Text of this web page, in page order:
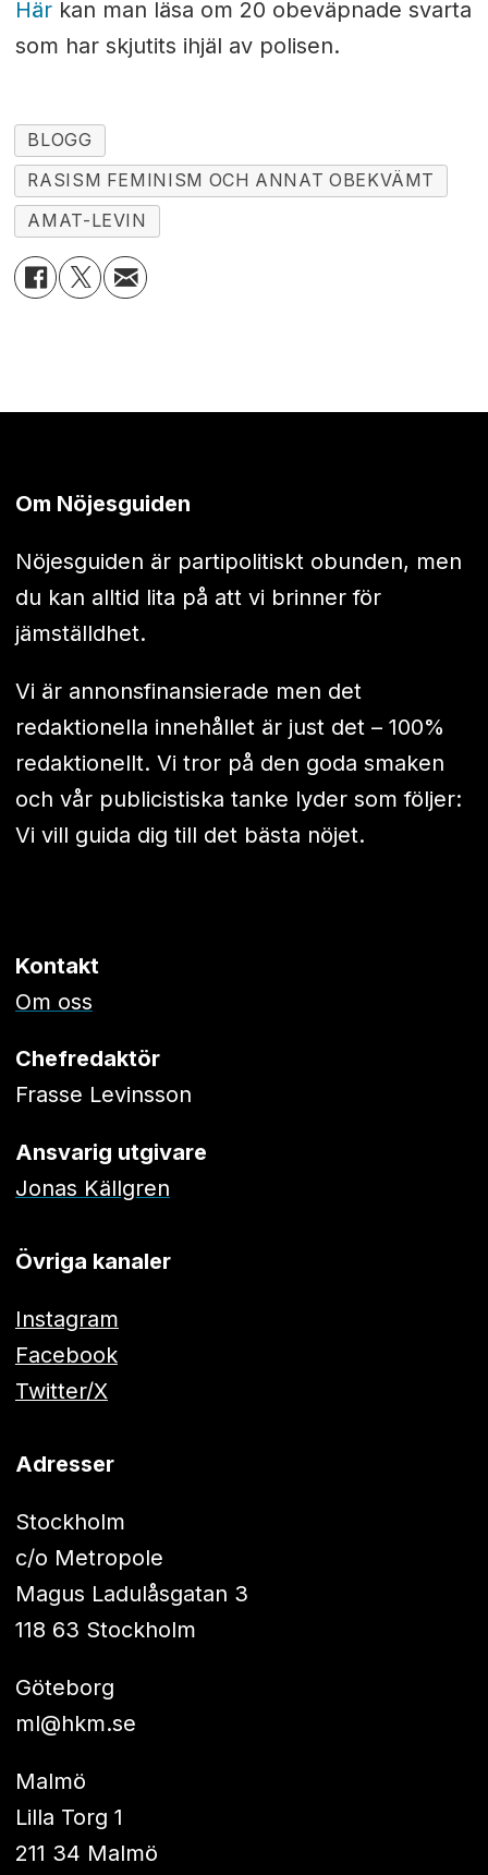
Härkan man läsa om 20 obeväpnade svarta
som har skjutits ihjäl av polisen.
BLOGG
RASISM FEMINISM OCH ANNAT OBEKVÄMT
AMAT-LEVIN
Om Nöjesguiden
Nöjesguiden är partipolitiskt obunden, men
du kan alltid lita på att vi brinner för
jämställdhet.
Vi är annonsfinansierade men det
redaktionella innehållet är just det – 100%
redaktionellt. Vi tror på den goda smaken
och vår publicistiska tanke lyder som följer:
Vi vill guida dig till det bästa nöjet.
Kontakt
Om oss
Chefredaktör
Frasse Levinsson
Ansvarig utgivare
Jonas Källgren
Övriga kanaler
Instagram
Facebook
Twitter/X
Adresser
Stockholm
c/o Metropole
Magus Ladulåsgatan 3
118 63 Stockholm
Göteborg
ml@hkm.se
Malmö
Lilla Torg 1
211 34 Malmö